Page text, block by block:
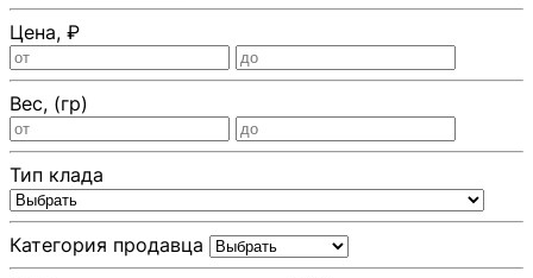
Цена, ₽
Вес, (гр)
Тип клада
Категория продавца